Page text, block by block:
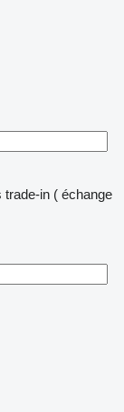
trade-in ( échange